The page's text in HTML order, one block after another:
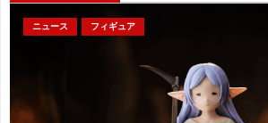
ニュース フィギュア